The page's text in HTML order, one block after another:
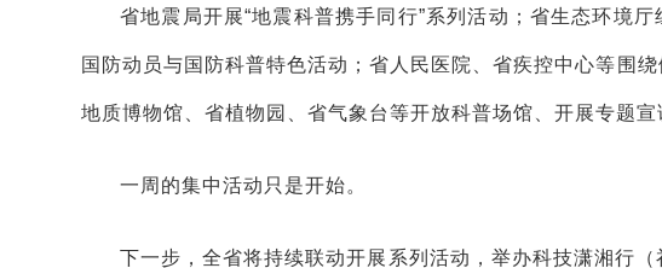
省地震局开展“地震科普携手同行”系列活动；省生态环境厅
国防动员与国防科普特色活动；省人民医院、省疾控中心等围
地质博物馆、省植物园、省气象台等开放科普场馆、开展专题宣
一周的集中活动只是开始。
下一步，全省将持续联动开展系列活动，举办科技潇湘行